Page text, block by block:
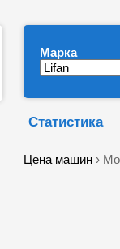
Марка
Статистика
Цена машин ›